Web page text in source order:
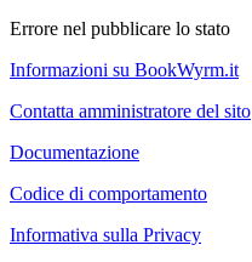
Errore nel pubblicare lo stato
Informazioni su BookWyrm.it
Contatta amministratore del sito
Documentazione
Codice di comportamento
Informativa sulla Privacy